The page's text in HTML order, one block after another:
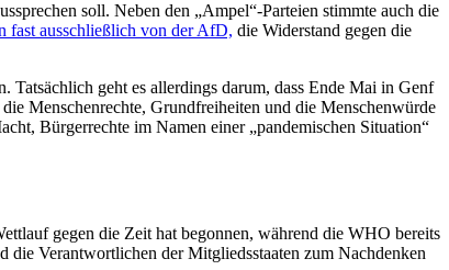
soll. Neben den „Ampel“-Parteien stimmte auch die
fast ausschließlich von der AfD, die Widerstand gegen die
Tatsächlich geht es allerdings darum, dass Ende Mai in Genf
Menschenrechte, Grundfreiheiten und die Menschenwürde
Bürgerrechte im Namen einer „pandemischen Situation“
gegen die Zeit hat begonnen, während die WHO bereits
Verantwortlichen der Mitgliedsstaaten zum Nachdenken